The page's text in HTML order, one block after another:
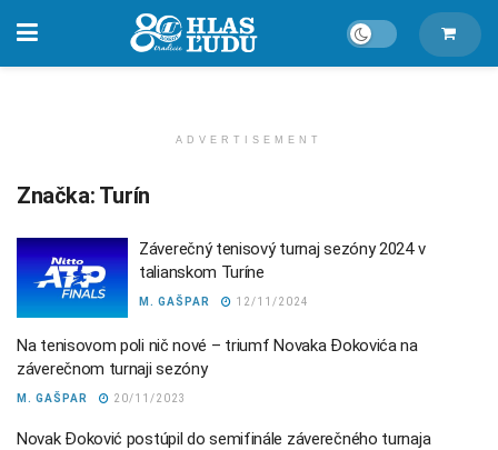
ADVERTISEMENT
Značka: Turín
Záverečný tenisový turnaj sezóny 2024 v
talianskom Turíne
M. GAŠPAR 12/11/2024
Na tenisovom poli nič nové – triumf Novaka Đokovića na
záverečnom turnaji sezóny
M. GAŠPAR 20/11/2023
Novak Đoković postúpil do semifinále záverečného turnaja